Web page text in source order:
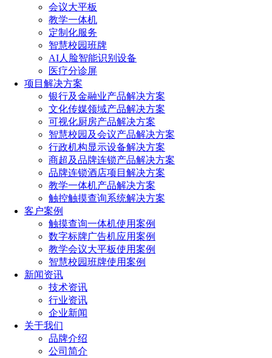
会议大平板
教学一体机
定制化服务
智慧校园班牌
AI人脸智能识别设备
医疗分诊屏
项目解决方案
银行及金融业产品解决方案
文化传媒领域产品解决方案
可视化厨房产品解决方案
智慧校园及会议产品解决方案
行政机构显示设备解决方案
商超及品牌连锁产品解决方案
品牌连锁酒店项目解决方案
教学一体机产品解决方案
触控触摸查询系统解决方案
客户案例
触摸查询一体机使用案例
数字标牌广告机应用案例
教学会议大平板使用案例
智慧校园班牌使用案例
新闻资讯
技术资讯
行业资讯
企业新闻
关于我们
品牌介绍
公司简介